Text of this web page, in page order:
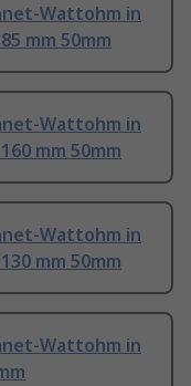
Wattohm in
mm 50mm
Wattohm in
mm 50mm
Wattohm in
mm 50mm
Wattohm in